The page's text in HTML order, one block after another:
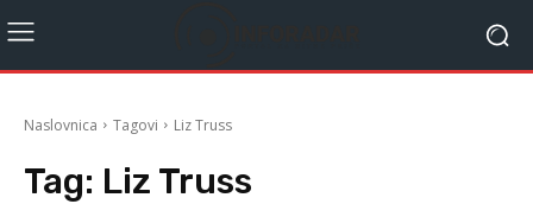
Naslovnica Tagovi Liz Truss
Tag: Liz Truss